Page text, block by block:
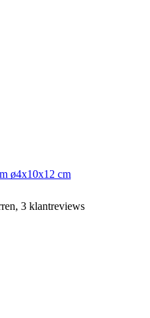
ø4x10x12 cm
3 klantreviews